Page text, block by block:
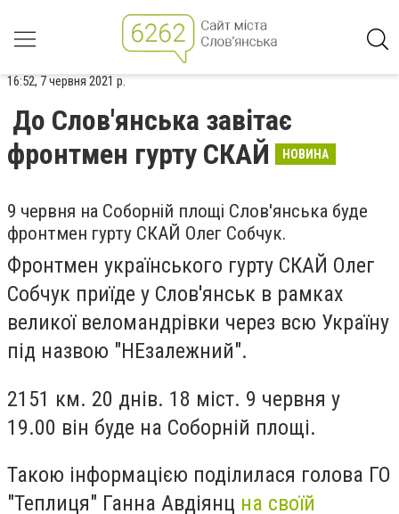
16:52, 7 червня 2021 р.
До Слов'янська завітає
фронтмен гурту СКАЙ
НОВИНА
9 червня на Соборній площі Слов'янська буде
фронтмен гурту СКАЙ Олег Собчук.
Фронтмен українського гурту СКАЙ Олег
Собчук приїде у Слов'янськ в рамках
великої веломандрівки через всю Україну
під назвою "НЕзалежний".
2151 км. 20 днів. 18 міст. 9 червня у
19.00 він буде на Соборній площі.
Такою інформацією поділилася голова ГО
"Теплиця" Ганна Авдіянц на своїй